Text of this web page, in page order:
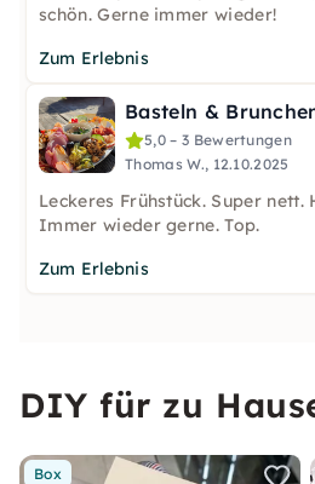
schön. Gerne immer wieder!
Zum Erlebnis
5,0 – 3 Bewertungen
Thomas W., 12.10.2025
Leckeres Frühstück. Super nett.
Immer wieder gerne. Top.
Zum Erlebnis
DIY für zu
Box